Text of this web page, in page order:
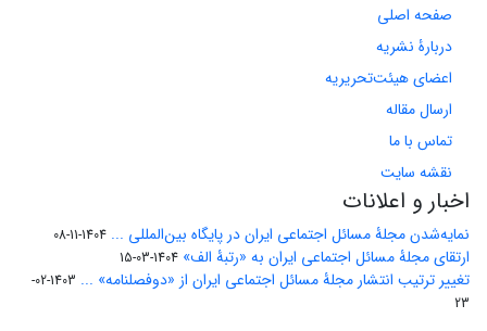
صفحه اصلی
دربارۀ نشریه
اعضای هیئت‌تحریریه
ارسال مقاله
تماس با ما
نقشه سایت
اخبار و اعلانات
نمایه‌شدن مجلۀ مسائل اجتماعی ایران در پایگاه بین‌المللی ... 1404-11-08
ارتقای مجلۀ مسائل اجتماعی ایران به «رتبۀ الف» 1404-03-15
تغییر ترتیب انتشار مجلۀ مسائل اجتماعی ایران از «دوفصلنامه» ...
1403-02-
23